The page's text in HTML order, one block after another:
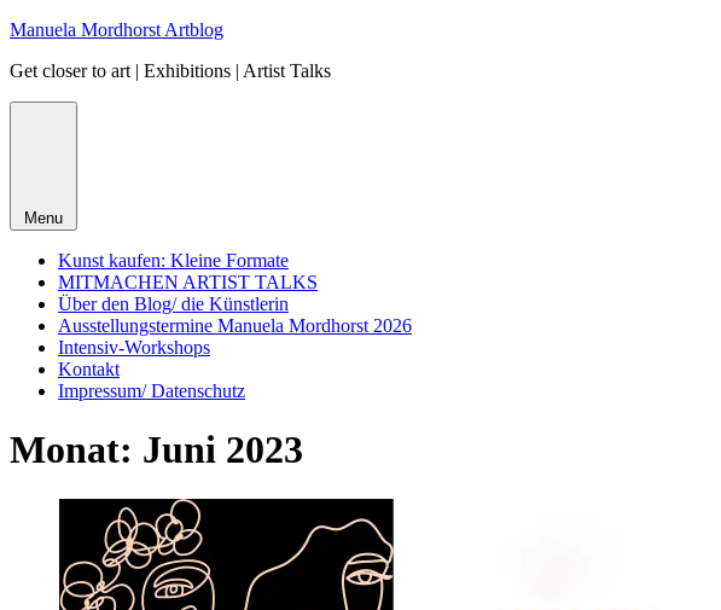
Skip
content
Manuela Mordhorst Artblog
Get closer to art | Exhibitions | Artist Talks
Menu
Kunst kaufen: Kleine Formate
MITMACHEN ARTIST TALKS
Über den Blog/ die Künstlerin
Ausstellungstermine Manuela Mordhorst 2026
Intensiv-Workshops
Kontakt
Impressum/ Datenschutz
Monat: Juni 2023